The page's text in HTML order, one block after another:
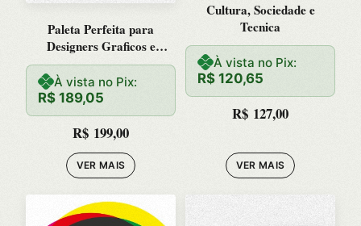
Paleta Perfeita para
Designers Graficos e
Ilustradores: Combinacoes
de Core
À vista no Pix:
R$ 189,05
R$ 199,00
VER MAIS
Cultura, Sociedade e
Tecnica
À vista no Pix:
R$ 120,65
R$ 127,00
VER MAIS